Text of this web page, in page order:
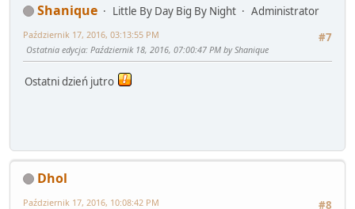
Shanique Little By Day Big By Night
Administrator
#7
Październik 17, 2016, 03:13:55 PM
Ostatnia edycja: Październik 18, 2016, 07:00:47 PM by Shanique
Ostatni dzień jutro
Dhol
#8
Październik 17, 2016, 10:08:42 PM